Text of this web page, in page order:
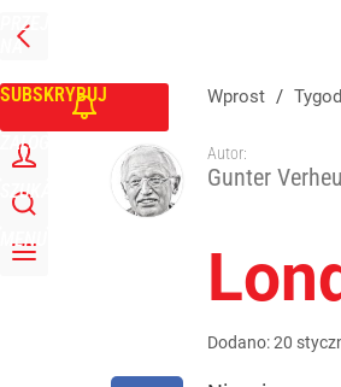
PRZEJDŹ
NA
GŁÓWNĄ
SUBSKRYBUJ
ZALOGUJ
SZUKAJ
MENU
Wprost /
Autor:
Gunter
Dodano:20